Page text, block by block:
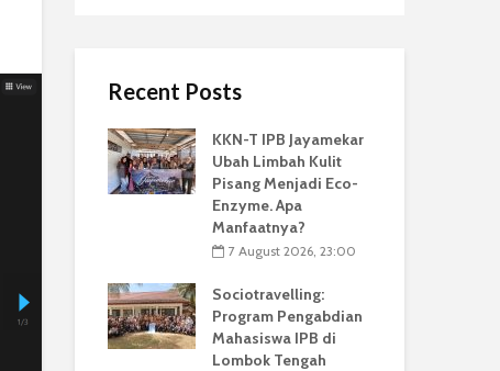
Recent Posts
KKN-T IPB Jayamekar
Ubah Limbah Kulit
Pisang Menjadi Eco-
Enzyme. Apa
Manfaatnya?
7 August 2026, 23:00
Sociotravelling:
Program Pengabdian
Mahasiswa IPB di
Lombok Tengah